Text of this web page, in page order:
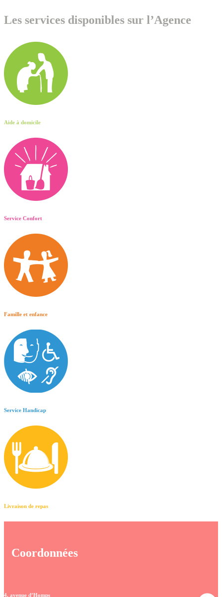
Les services disponibles sur l’Agence
Aide à domicile
Service Confort
Famille et enfance
Service Handicap
Livraison de repas
Coordonnées
4, avenue d’Homps